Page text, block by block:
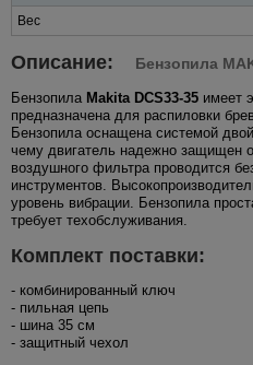
Вес
Описание: Бензопила
Бензопила Makita DCS33-35 имеет
предназначена для распиловки
Бензопила оснащена системой
чему двигатель надежно защищен
воздушного фильтра проводится
инструментов.
уровень вибрации. Бензопила
требует техобслуживания.
Комплект поставки:
- комбинированный ключ
- пильная цепь
- шина 35 см
- защитный чехол